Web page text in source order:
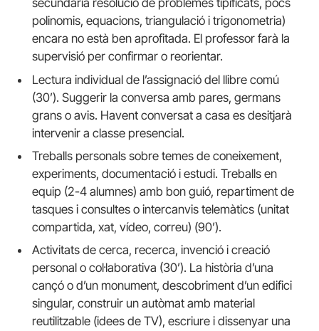
secundària resolució de problemes tipificats, pocs
polinomis, equacions, triangulació i trigonometria)
encara no està ben aprofitada. El professor farà la
supervisió per confirmar o reorientar.
Lectura individual de l’assignació del llibre comú
(30’). Suggerir la conversa amb pares, germans
grans o avis. Havent conversat a casa es desitjarà
intervenir a classe presencial.
Treballs personals sobre temes de coneixement,
experiments, documentació i estudi. Treballs en
equip (2-4 alumnes) amb bon guió, repartiment de
tasques i consultes o intercanvis telemàtics (unitat
compartida, xat, vídeo, correu) (90’).
Activitats de cerca, recerca, invenció i creació
personal o col·laborativa (30’). La història d’una
cançó o d’un monument, descobriment d’un edifici
singular, construir un autòmat amb material
reutilitzable (idees de TV), escriure i dissenyar una